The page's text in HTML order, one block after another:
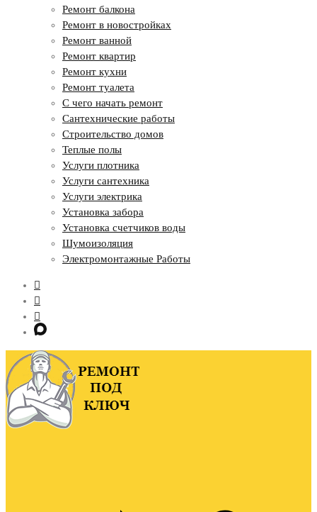
Ремонт балкона
Ремонт в новостройках
Ремонт ванной
Ремонт квартир
Ремонт кухни
Ремонт туалета
С чего начать ремонт
Сантехнические работы
Строительство домов
Теплые полы
Услуги плотника
Услуги сантехника
Услуги электрика
Установка забора
Установка счетчиков воды
Шумоизоляция
Электромонтажные Работы